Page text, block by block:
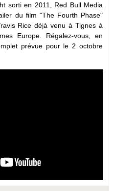
sorti en 2011, Red Bull Media
du film "The Fourth Phase"
Rice déjà venu à Tignes à
Europe. Régalez-vous, en
prévue pour le 2 octobre